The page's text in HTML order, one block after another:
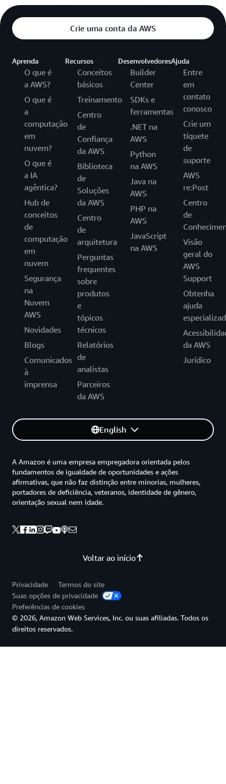
Crie uma conta da AWS
Aprenda
O que é
a AWS?
O que é
a
computação
em
nuvem?
O que é
a IA
agêntica?
Hub de
conceitos
de
computação
em
nuvem
Segurança
na
Nuvem
AWS
Novidades
Blogs
Comunicados
à
imprensa
Recursos
Conceitos
básicos
Treinamento
Centro
de
Confiança
da AWS
Biblioteca
de
Soluções
da AWS
Centro
de
arquitetura
Perguntas
frequentes
sobre
produtos
e
tópicos
técnicos
Relatórios
de
analistas
Parceiros
da AWS
Desenvolvedores
Builder
Center
SDKs e
ferramentas
.NET na
AWS
Python
na AWS
Java na
AWS
PHP na
AWS
JavaScript
na AWS
Ajuda
Entre
em
contato
conosco
Crie um
tíquete
de
suporte
AWS
re:Post
Centro
de
Visão
geral do
AWS
Support
Obtenha
ajuda
da AWS
Jurídico
English
Voltar ao início
A Amazon é uma empresa empregadora orientada pelos
fundamentos de igualdade de oportunidades e ações
afirmativas, que não faz distinção entre minorias, mulheres,
portadores de deficiência, veteranos, identidade de gênero,
orientação sexual nem idade.
Privacidade
Termos do site
Suas opções de privacidade
Preferências de cookies
© 2026, Amazon Web Services, Inc. ou suas afiliadas. Todos os
direitos reservados.